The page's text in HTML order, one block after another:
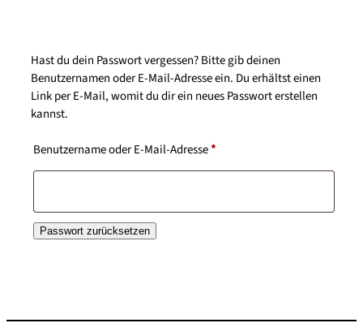
Hast du dein Passwort vergessen? Bitte gib deinen
Benutzernamen oder E-Mail-Adresse ein. Du erhältst einen
Link per E-Mail, womit du dir ein neues Passwort erstellen
kannst.
Benutzername oder E-Mail-Adresse*Erforderlich
Passwort zurücksetzen